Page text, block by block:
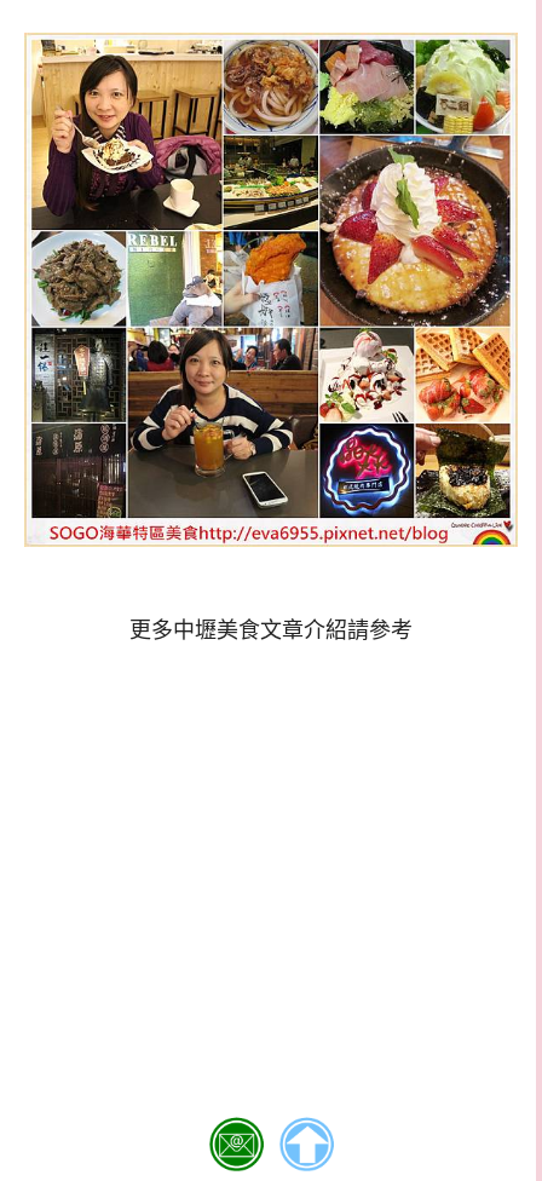
更多中壢美食文章介紹請參考